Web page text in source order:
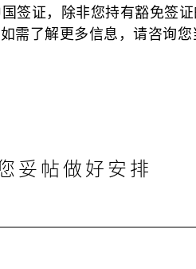
签证，除非您持有豁免签
需了解更多信息，请咨询您
妥帖做好安排